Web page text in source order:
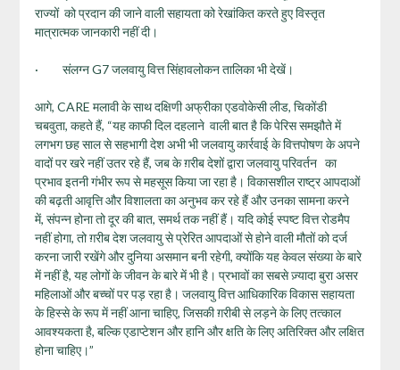
राज्यों को प्रदान की जाने वाली सहायता को रेखांकित करते हुए विस्तृत
मात्रात्मक जानकारी नहीं दी।
· संलग्न G7 जलवायु वित्त सिंहावलोकन तालिका भी देखें।
आगे, CARE मलावी के साथ दक्षिणी अफ्रीका एडवोकेसी लीड, चिकोंडी
चबवुता, कहते हैं, “यह काफी दिल दहलाने वाली बात है कि पेरिस समझौते में
लगभग छह साल से सहभागी देश अभी भी जलवायु कार्रवाई के वित्तपोषण के अपने
वादों पर खरे नहीं उतर रहे हैं, जब के ग़रीब देशों द्वारा जलवायु परिवर्तन का
प्रभाव इतनी गंभीर रूप से महसूस किया जा रहा है। विकासशील राष्ट्र आपदाओं
की बढ़ती आवृत्ति और विशालता का अनुभव कर रहे हैं और उनका सामना करने
में, संपन्न होना तो दूर की बात, समर्थ तक नहीं हैं। यदि कोई स्पष्ट वित्त रोडमैप
नहीं होगा, तो ग़रीब देश जलवायु से प्रेरित आपदाओं से होने वाली मौतों को दर्ज
करना जारी रखेंगे और दुनिया असमान बनी रहेगी, क्योंकि यह केवल संख्या के बारे
में नहीं है, यह लोगों के जीवन के बारे में भी है। प्रभावों का सबसे ज़्यादा बुरा असर
महिलाओं और बच्चों पर पड़ रहा है। जलवायु वित्त आधिकारिक विकास सहायता
के हिस्से के रूप में नहीं आना चाहिए, जिसकी ग़रीबी से लड़ने के लिए तत्काल
आवश्यकता है, बल्कि एडाप्टेशन और हानि और क्षति के लिए अतिरिक्त और लक्षित
होना चाहिए।”